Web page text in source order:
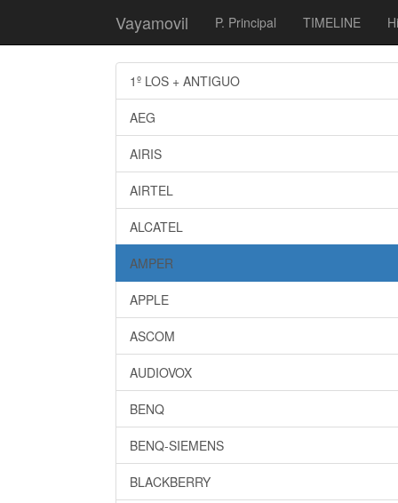
Vayamovil P. Principal TIMELINE
1º LOS + ANTIGUO
AEG
AIRIS
AIRTEL
ALCATEL
AMPER
APPLE
ASCOM
AUDIOVOX
BENQ
BENQ-SIEMENS
BLACKBERRY